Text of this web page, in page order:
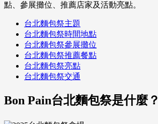
點、參展攤位、推薦店家及活動亮點。
台北麵包祭主題
台北麵包祭時間地點
台北麵包祭參展攤位
台北麵包祭推薦餐點
台北麵包祭亮點
台北麵包祭交通
Bon Pain台北麵包祭是什麼？